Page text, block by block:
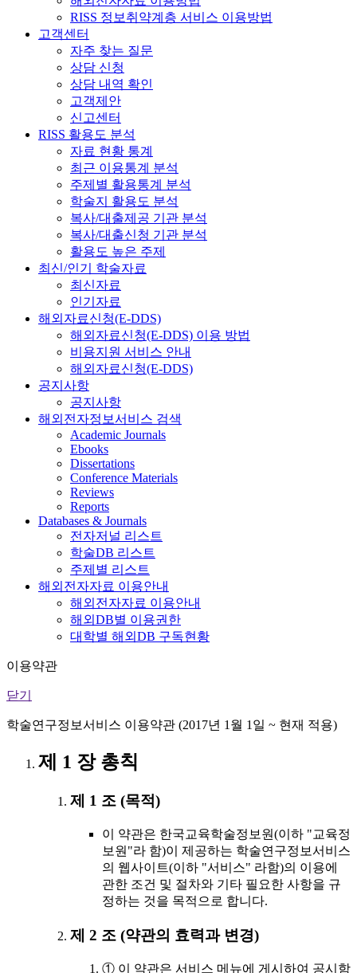
RISS 정보취약계층 서비스 이용방법
고객센터
자주 찾는 질문
상담 신청
상담 내역 확인
고객제안
신고센터
RISS 활용도 분석
자료 현황 통계
최근 이용통계 분석
주제별 활용통계 분석
학술지 활용도 분석
복사/대출제공 기관 분석
복사/대출신청 기관 분석
활용도 높은 주제
최신/인기 학술자료
최신자료
인기자료
해외자료신청(E-DDS)
해외자료신청(E-DDS) 이용 방법
비용지원 서비스 안내
해외자료신청(E-DDS)
공지사항
공지사항
해외전자정보서비스 검색
Academic Journals
Ebooks
Dissertations
Conference Materials
Reviews
Reports
Databases & Journals
전자저널 리스트
학술DB 리스트
주제별 리스트
해외전자자료 이용안내
해외전자자료 이용안내
해외DB별 이용권한
대학별 해외DB 구독현황
이용약관
닫기
학술연구정보서비스 이용약관 (2017년 1월 1일 ~ 현재 적용)
제 1 장 총칙
제 1 조 (목적)
이 약관은 한국교육학술정보원(이하 "교육정
보원"라 함)이 제공하는 학술연구정보서비스
의 웹사이트(이하 "서비스" 라함)의 이용에
관한 조건 및 절차와 기타 필요한 사항을 규
정하는 것을 목적으로 합니다.
제 2 조 (약관의 효력과 변경)
① 이 약관은 서비스 메뉴에 게시하여 공시함